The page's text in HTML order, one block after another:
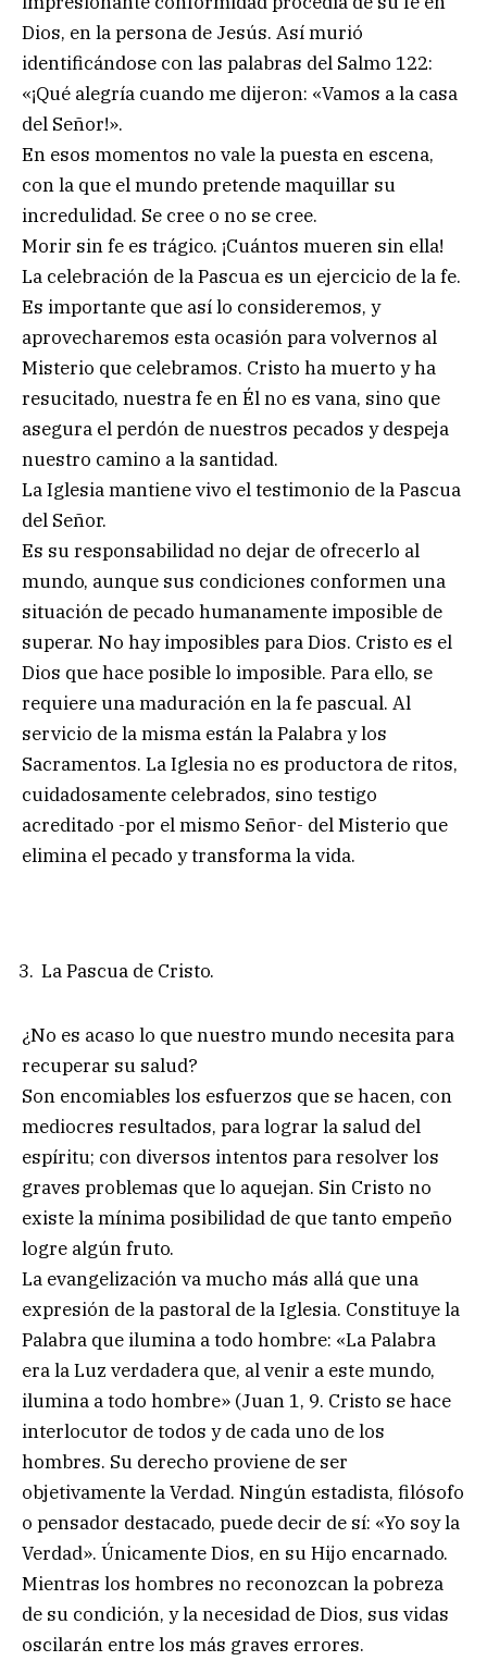
Dios, en la persona de Jesús. Así murió
identificándose con las palabras del Salmo 122:
«¡Qué alegría cuando me dijeron: «Vamos a la casa
del Señor!».
En esos momentos no vale la puesta en escena,
con la que el mundo pretende maquillar su
incredulidad. Se cree o no se cree.
Morir sin fe es trágico. ¡Cuántos mueren sin ella!
La celebración de la Pascua es un ejercicio de la fe.
Es importante que así lo consideremos, y
aprovecharemos esta ocasión para volvernos al
Misterio que celebramos. Cristo ha muerto y ha
resucitado, nuestra fe en Él no es vana, sino que
asegura el perdón de nuestros pecados y despeja
nuestro camino a la santidad.
La Iglesia mantiene vivo el testimonio de la Pascua
del Señor.
Es su responsabilidad no dejar de ofrecerlo al
mundo, aunque sus condiciones conformen una
situación de pecado humanamente imposible de
superar. No hay imposibles para Dios. Cristo es el
Dios que hace posible lo imposible. Para ello, se
requiere una maduración en la fe pascual. Al
servicio de la misma están la Palabra y los
Sacramentos. La Iglesia no es productora de ritos,
cuidadosamente celebrados, sino testigo
acreditado -por el mismo Señor- del Misterio que
elimina el pecado y transforma la vida.
La Pascua de Cristo.
¿No es acaso lo que nuestro mundo necesita para
recuperar su salud?
Son encomiables los esfuerzos que se hacen, con
mediocres resultados, para lograr la salud del
espíritu; con diversos intentos para resolver los
graves problemas que lo aquejan. Sin Cristo no
existe la mínima posibilidad de que tanto empeño
logre algún fruto.
La evangelización va mucho más allá que una
expresión de la pastoral de la Iglesia. Constituye la
Palabra que ilumina a todo hombre: «La Palabra
era la Luz verdadera que, al venir a este mundo,
ilumina a todo hombre» (Juan 1, 9. Cristo se hace
interlocutor de todos y de cada uno de los
hombres. Su derecho proviene de ser
objetivamente la Verdad. Ningún estadista, filósofo
o pensador destacado, puede decir de sí: «Yo soy la
Verdad». Únicamente Dios, en su Hijo encarnado.
Mientras los hombres no reconozcan la pobreza
de su condición, y la necesidad de Dios, sus vidas
oscilarán entre los más graves errores.